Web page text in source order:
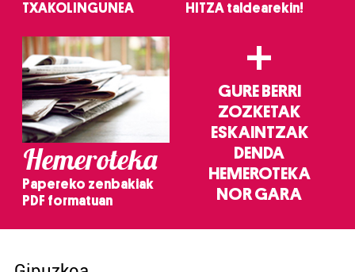
TXAKOLINGUNEA
HITZA taldearekin!
Hemeroteka
Papereko zenbakiak
PDF formatuan
+
GURE BERRI
ZOZKETAK
ESKAINTZAK
DENDA
HEMEROTEKA
NOR GARA